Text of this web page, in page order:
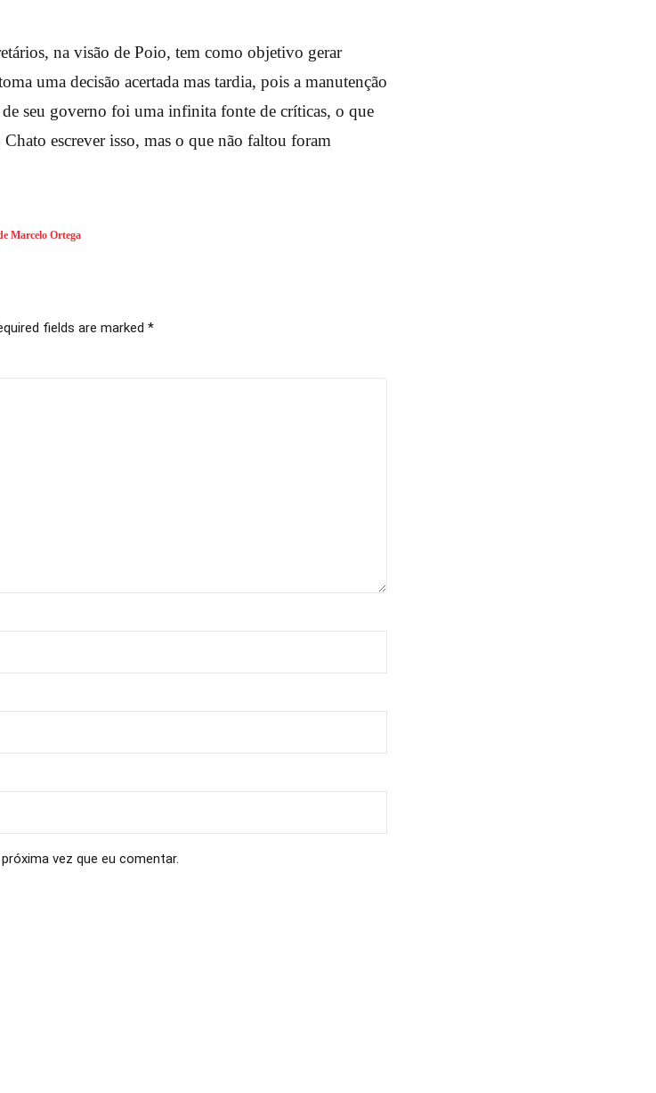
na visão de Poio, tem como objetivo gerar
uma decisão acertada mas tardia, pois a manutenção
seu governo foi uma infinita fonte de críticas, o que
escrever isso, mas o que não faltou foram
Marcelo Ortega
fields are marked *
vez que eu comentar.